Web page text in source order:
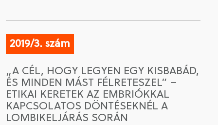
CSATLAKOZÁS A TÁRSASÁGHOZ / MEGÚJÍTOM A
TAGSÁGOMAT
2019/3. szám
„A CÉL, HOGY LEGYEN EGY KISBABÁD,
ÉS MINDEN MÁST FÉLRETESZEL” –
ETIKAI KERETEK AZ EMBRIÓKKAL
KAPCSOLATOS DÖNTÉSEKNÉL A
LOMBIKELJÁRÁS SORÁN